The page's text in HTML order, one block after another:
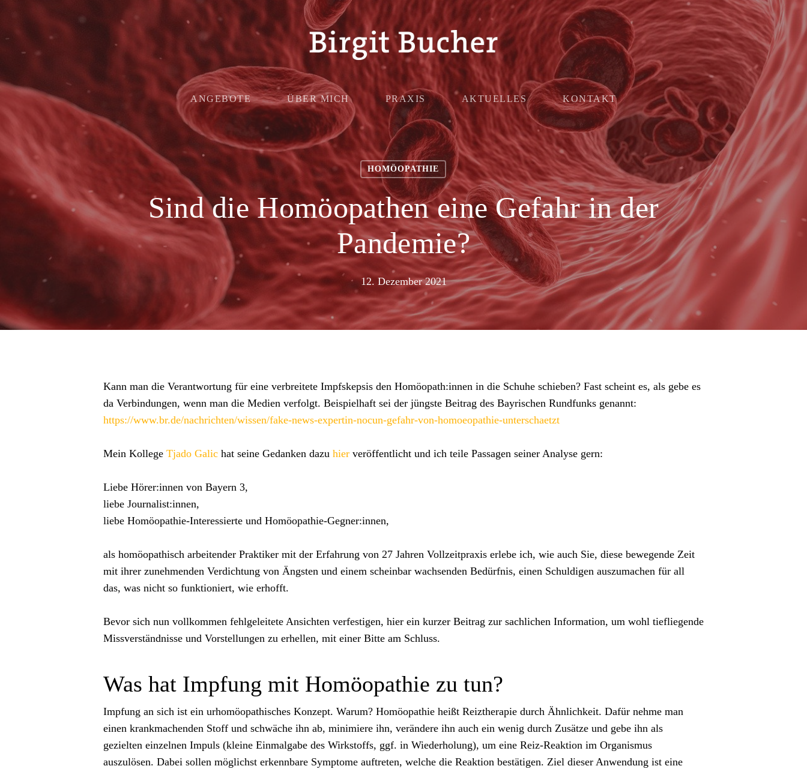
main
ANGEBOTE ÜBER MICH PRAXIS AKTUELLES KONTAKT
HOMÖOPATHIE
Sind die Homöopathen eine Gefahr in der
Pandemie?
12. Dezember 2021
Kann man die Verantwortung für eine verbreitete Impfskepsis den Homöopath:innen in die Schuhe schieben? Fast scheint es, als gebe es
da Verbindungen, wenn man die Medien verfolgt. Beispielhaft sei der jüngste Beitrag des Bayrischen Rundfunks genannt:
https://www.br.de/nachrichten/wissen/fake-news-expertin-nocun-gefahr-von-homoeopathie-unterschaetzt
Mein Kollege Tjado Galic hat seine Gedanken dazu hier veröffentlicht und ich teile Passagen seiner Analyse gern:
Liebe Hörer:innen von Bayern 3,
liebe Journalist:innen,
liebe Homöopathie-Interessierte und Homöopathie-Gegner:innen,
als homöopathisch arbeitender Praktiker mit der Erfahrung von 27 Jahren Vollzeitpraxis erlebe ich, wie auch Sie, diese bewegende Zeit
mit ihrer zunehmenden Verdichtung von Ängsten und einem scheinbar wachsenden Bedürfnis, einen Schuldigen auszumachen für all
das, was nicht so funktioniert, wie erhofft.
Bevor sich nun vollkommen fehlgeleitete Ansichten verfestigen, hier ein kurzer Beitrag zur sachlichen Information, um wohl tiefliegende
Missverständnisse und Vorstellungen zu erhellen, mit einer Bitte am Schluss.
Was hat Impfung mit Homöopathie zu tun?
Impfung an sich ist ein urhomöopathisches Konzept. Warum? Homöopathie heißt Reiztherapie durch Ähnlichkeit. Dafür nehme man
einen krankmachenden Stoff und schwäche ihn ab, minimiere ihn, verändere ihn auch ein wenig durch Zusätze und gebe ihn als
gezielten einzelnen Impuls (kleine Einmalgabe des Wirkstoffs, ggf. in Wiederholung), um eine Reiz-Reaktion im Organismus
auszulösen. Dabei sollen möglichst erkennbare Symptome auftreten, welche die Reaktion bestätigen. Ziel dieser Anwendung ist eine
Menu